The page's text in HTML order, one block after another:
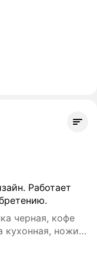
Работает
черная, кофе
кухонная, ножи
для